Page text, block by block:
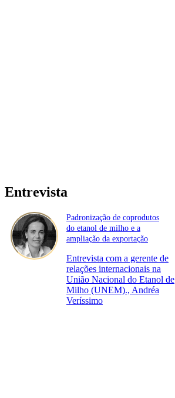
Entrevista
Padronização de coprodutos
do etanol de milho e a
ampliação da exportação
Entrevista com a gerente de
relações internacionais na
União Nacional do Etanol de
Milho (UNEM)., Andréa
Veríssimo